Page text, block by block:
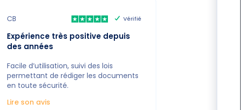
CB Vérifié
Expérience très positive depuis
des années
Facile d’utilisation, suivi des lois
permettant de rédiger les documents
en toute sécurité.
Lire son avis